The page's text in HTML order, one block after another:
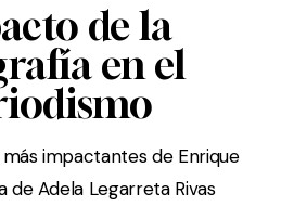
de la
en el
impactantes de Enrique
de Adela Legarreta Rivas